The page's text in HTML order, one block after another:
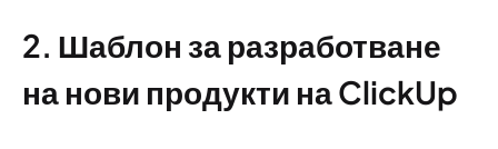
2. Шаблон за разработване
на нови продукти на ClickUp